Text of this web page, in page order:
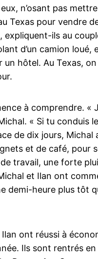
n’osant pas
Texas pour vendre
ils au
d’un camion
un hôtel. Au Texas,
à comprendre. «
« Si tu conduis
de dix jours,
et de café, pour
travail, une forte
et Ilan ont
demi-heure plus tôt
ont réussi à
Ils sont rentrés